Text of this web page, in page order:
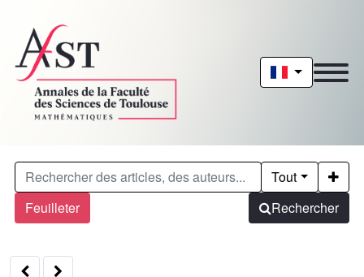
Feuilleter
Tout
Rechercher